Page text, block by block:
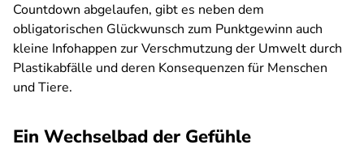
Countdown abgelaufen, gibt es neben dem
obligatorischen Glückwunsch zum Punktgewinn auch
kleine Infohappen zur Verschmutzung der Umwelt durch
Plastikabfälle und deren Konsequenzen für Menschen
und Tiere.
Ein Wechselbad der Gefühle